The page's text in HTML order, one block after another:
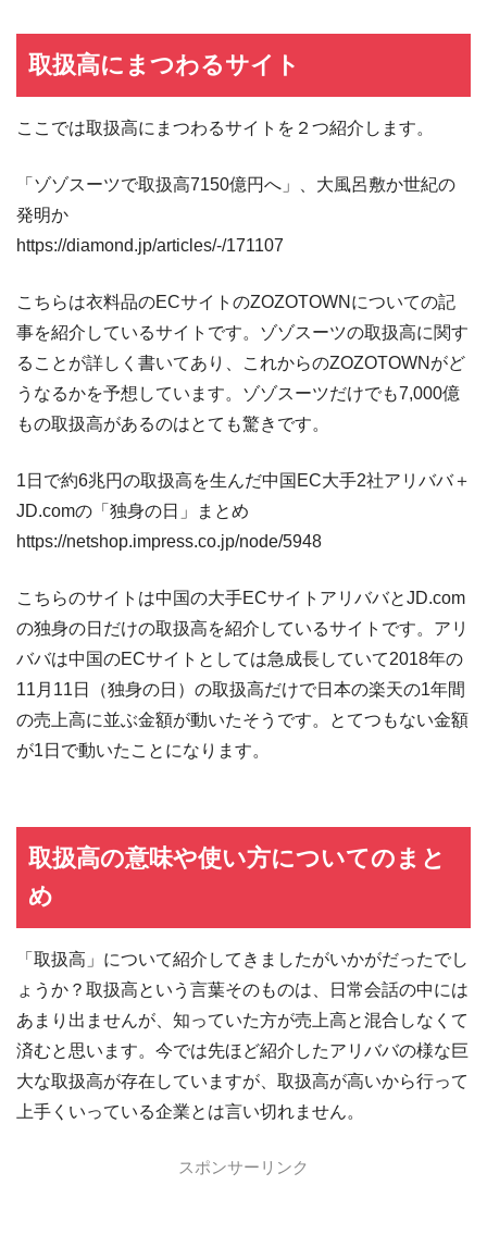
取扱高にまつわるサイト
ここでは取扱高にまつわるサイトを２つ紹介します。
「ゾゾスーツで取扱高7150億円へ」、大風呂敷か世紀の
発明か
https://diamond.jp/articles/-/171107
こちらは衣料品のECサイトのZOZOTOWNについての記
事を紹介しているサイトです。ゾゾスーツの取扱高に関す
ることが詳しく書いてあり、これからのZOZOTOWNがど
うなるかを予想しています。ゾゾスーツだけでも7,000億
もの取扱高があるのはとても驚きです。
1日で約6兆円の取扱高を生んだ中国EC大手2社アリババ＋
JD.comの「独身の日」まとめ
https://netshop.impress.co.jp/node/5948
こちらのサイトは中国の大手ECサイトアリババとJD.com
の独身の日だけの取扱高を紹介しているサイトです。アリ
ババは中国のECサイトとしては急成長していて2018年の
11月11日（独身の日）の取扱高だけで日本の楽天の1年間
の売上高に並ぶ金額が動いたそうです。とてつもない金額
が1日で動いたことになります。
取扱高の意味や使い方についてのまと
め
「取扱高」について紹介してきましたがいかがだったでし
ょうか？取扱高という言葉そのものは、日常会話の中には
あまり出ませんが、知っていた方が売上高と混合しなくて
済むと思います。今では先ほど紹介したアリババの様な巨
大な取扱高が存在していますが、取扱高が高いから行って
上手くいっている企業とは言い切れません。
スポンサーリンク